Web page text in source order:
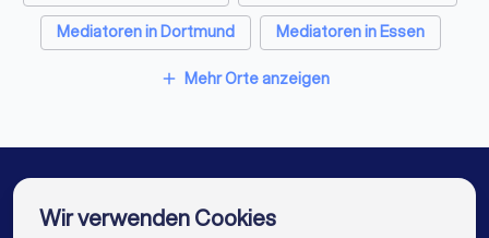
Berufsausbildung
den erfolgreichen
Ablichtung des
Mediatoren in Dortmund
Mediatoren in Essen
Mediatoren in Bremen
Mediatoren in Nürnberg
Mediatoren in Bochum
Mediatoren in Wuppertal
add Mehr Orte anzeigen
Wir verwenden Cookies